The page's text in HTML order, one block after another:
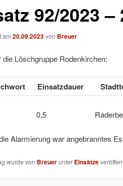
92/2023 –
am 20.09.2023von Breuer
die Löschgruppe Rodenkirchen:
Einsatzdauer
0,5
Alarmierung war angebranntes
wurde von Breuerunter Einsätze